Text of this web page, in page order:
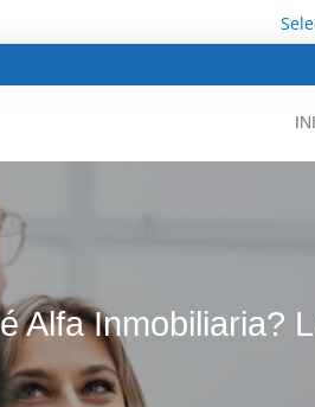
Alfa Inmobiliaria?